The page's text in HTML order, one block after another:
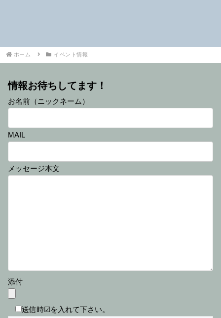
ホーム イベント情報
情報お待ちしてます！
お名前（ニックネーム）
MAIL
メッセージ本文
添付
送信時☑を入れて下さい。